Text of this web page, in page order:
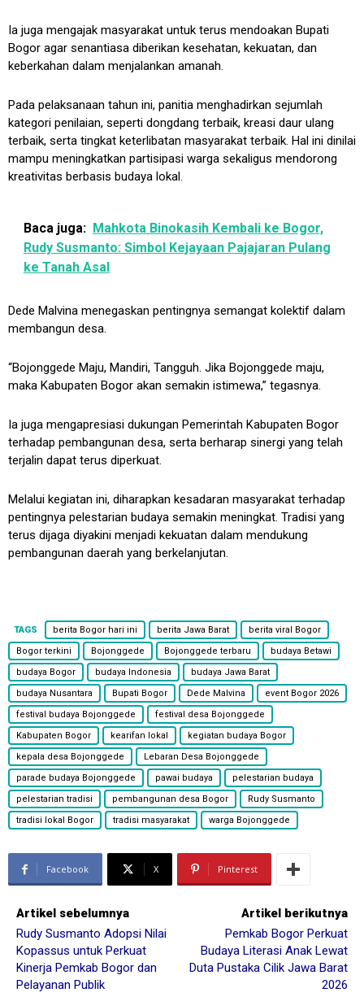
Ia juga mengajak masyarakat untuk terus mendoakan Bupati
Bogor agar senantiasa diberikan kesehatan, kekuatan, dan
keberkahan dalam menjalankan amanah.
Pada pelaksanaan tahun ini, panitia menghadirkan sejumlah
kategori penilaian, seperti dongdang terbaik, kreasi daur ulang
terbaik, serta tingkat keterlibatan masyarakat terbaik. Hal ini dinilai
mampu meningkatkan partisipasi warga sekaligus mendorong
kreativitas berbasis budaya lokal.
Baca juga: Mahkota Binokasih Kembali ke Bogor,
Rudy Susmanto: Simbol Kejayaan Pajajaran Pulang
ke Tanah Asal
Dede Malvina menegaskan pentingnya semangat kolektif dalam
membangun desa.
“Bojonggede Maju, Mandiri, Tangguh. Jika Bojonggede maju,
maka Kabupaten Bogor akan semakin istimewa,” tegasnya.
Ia juga mengapresiasi dukungan Pemerintah Kabupaten Bogor
terhadap pembangunan desa, serta berharap sinergi yang telah
terjalin dapat terus diperkuat.
Melalui kegiatan ini, diharapkan kesadaran masyarakat terhadap
pentingnya pelestarian budaya semakin meningkat. Tradisi yang
terus dijaga diyakini menjadi kekuatan dalam mendukung
pembangunan daerah yang berkelanjutan.
TAGS berita Bogor hari ini berita Jawa Barat
berita viral Bogor
Bogor terkini
Bojonggede Bojonggede terbaru
budaya Betawi
budaya Bogor
budaya Indonesia
budaya Jawa Barat
budaya Nusantara
Bupati Bogor Dede Malvina
event Bogor 2026
festival budaya Bojonggede
festival desa Bojonggede
Kabupaten Bogor
kearifan lokal
kegiatan budaya Bogor
kepala desa Bojonggede
Lebaran Desa Bojonggede
parade budaya Bojonggede
pawai budaya
pelestarian budaya
pelestarian tradisi
pembangunan desa Bogor
Rudy Susmanto
tradisi lokal Bogor
tradisi masyarakat warga Bojonggede
Facebook X Pinterest
Artikel sebelumnya
Rudy Susmanto Adopsi Nilai
Kopassus untuk Perkuat
Kinerja Pemkab Bogor dan
Pelayanan Publik
Artikel berikutnya
Pemkab Bogor Perkuat
Budaya Literasi Anak Lewat
Duta Pustaka Cilik Jawa Barat
2026